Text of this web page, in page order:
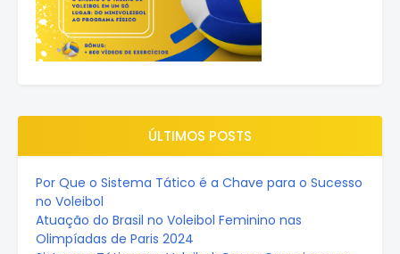
ÚLTIMOS POSTS
Por Que o Sistema Tático é a Chave para o Sucesso
no Voleibol
Atuação do Brasil no Voleibol Feminino nas
Olimpíadas de Paris 2024